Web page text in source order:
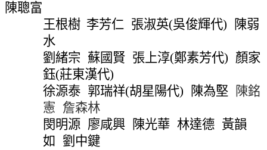
網
陳聰富
王根樹 李芳仁 張淑英(吳俊輝代)
陳弱
水
劉緒宗 蘇國賢 張上淳(鄭素芳代) 顏家
鈺(莊東漢代)
徐源泰 郭瑞祥(胡星陽代) 陳為堅
陳銘
憲 詹森林
閔明源 廖咸興 陳光華 林達德 黃韻
如
劉中鍵